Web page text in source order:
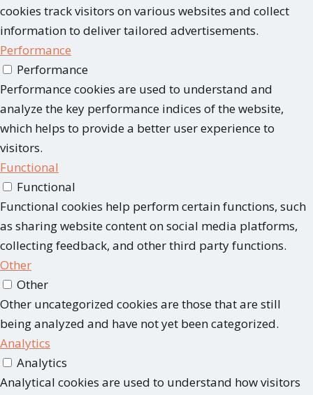
cookies track visitors on various websites and collect
information to deliver tailored advertisements.
Performance
Performance
Performance cookies are used to understand and
analyze the key performance indices of the website,
which helps to provide a better user experience to
visitors.
Functional
Functional
Functional cookies help perform certain functions, such
as sharing website content on social media platforms,
collecting feedback, and other third party functions.
Other
Other
Other uncategorized cookies are those that are still
being analyzed and have not yet been categorized.
Analytics
Analytics
Analytical cookies are used to understand how visitors